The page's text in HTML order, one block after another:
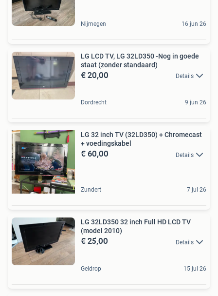
Nijmegen 16 jun 26
LG LCD TV, LG 32LD350 -Nog in goede
staat (zonder standaard)
€ 20,00 Details
Dordrecht 9 jun 26
LG 32 inch TV (32LD350) + Chromecast
+ voedingskabel
€ 60,00 Details
Zundert 7 jul 26
LG 32LD350 32 inch Full HD LCD TV
(model 2010)
€ 25,00 Details
Geldrop 15 jul 26